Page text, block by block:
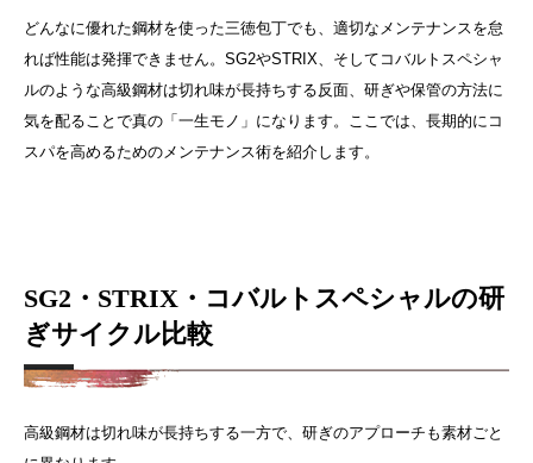
どんなに優れた鋼材を使った三徳包丁でも、適切なメンテナンスを怠
れば性能は発揮できません。SG2やSTRIX、そしてコバルトスペシャ
ルのような高級鋼材は切れ味が長持ちする反面、研ぎや保管の方法に
気を配ることで真の「一生モノ」になります。ここでは、長期的にコ
スパを高めるためのメンテナンス術を紹介します。
SG2・STRIX・コバルトスペシャルの研
ぎサイクル比較
高級鋼材は切れ味が長持ちする一方で、研ぎのアプローチも素材ごと